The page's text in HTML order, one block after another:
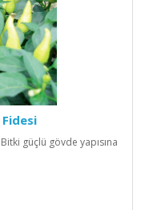
güçlü gövde yapısına